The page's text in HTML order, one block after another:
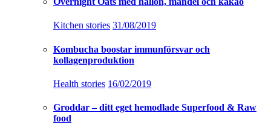
Kitchen stories 31/08/2019
Kombucha boostar immunförsvar och
kollagenproduktion
Health stories 16/02/2019
Groddar – ditt eget hemodlade Superfood & Raw
food